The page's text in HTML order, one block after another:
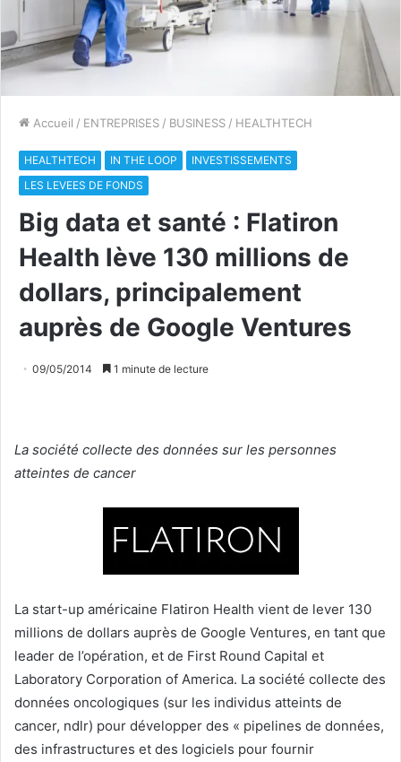
Accueil / ENTREPRISES / BUSINESS / HEALTHTECH
HEALTHTECH IN THE LOOP
INVESTISSEMENTS
LES LEVEES DE FONDS
Big data et santé : Flatiron
Health lève 130 millions de
dollars, principalement
auprès de Google Ventures
09/05/2014 1 minute de lecture
La société collecte des données sur les personnes
atteintes de cancer
La start-up américaine Flatiron Health vient de lever 130
millions de dollars auprès de Google Ventures, en tant que
leader de l’opération, et de First Round Capital et
Laboratory Corporation of America. La société collecte des
données oncologiques (sur les individus atteints de
cancer, ndlr) pour développer des « pipelines de données,
des infrastructures et des logiciels pour fournir